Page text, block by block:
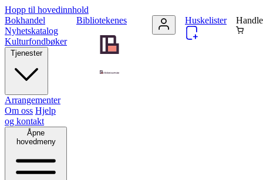
Hopp til hovedinnhold
Bibliotekenes
Bokhandel
Nyhetskatalog
Kulturfondbøker
Tjenester
Arrangementer
Om oss Hjelp
og kontakt
Åpne
hovedmeny
Huskelister